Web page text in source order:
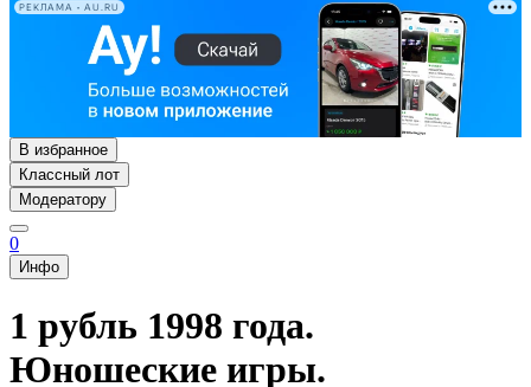
РЕКЛАМА • AU.RU
В избранное
Классный лот
Модератору
0
Инфо
1 рубль 1998 года.
Юношеские игры.